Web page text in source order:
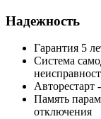
Надежность
Гарантия 5
Система
Авторестарт
Память
отключения